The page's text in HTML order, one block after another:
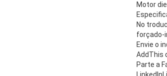
Motor
No
forçado-
Envie o
AddThis
Parte a